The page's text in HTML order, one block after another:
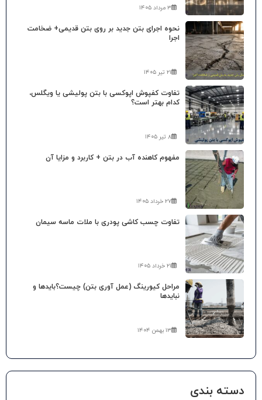
۳ مرداد ۱۴۰۵
نحوه اجرای بتن جدید بر روی بتن قدیمی+ ضخامت
اجرا
۲۱ تیر ۱۴۰۵
تفاوت کفپوش اپوکسی با بتن پولیشی یا ویگلس،
کدام بهتر است؟
۸ تیر ۱۴۰۵
مفهوم کاهنده آب در بتن + کاربرد و مزایا آن
۲۷ خرداد ۱۴۰۵
تفاوت چسب کاشی پودری با ملات ماسه سیمان
۲۱ خرداد ۱۴۰۵
مراحل کیورینگ (عمل آوری بتن) چیست؟بایدها و
نبایدها
۱۳ بهمن ۱۴۰۴
دسته بندی